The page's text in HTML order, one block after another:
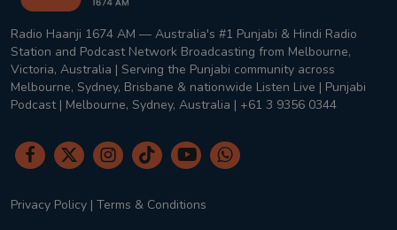
Radio Haanji 1674 AM — Australia's #1 Punjabi & Hindi Radio
Station and Podcast Network Broadcasting from Melbourne,
Victoria, Australia | Serving the Punjabi community across
Melbourne, Sydney, Brisbane & nationwide Listen Live | Punjabi
Podcast | Melbourne, Sydney, Australia | +61 3 9356 0344
Privacy Policy | Terms & Conditions